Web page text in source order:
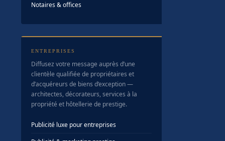
Notaires & offices
ENTREPRISES
Diffusez votre message auprès d’une
clientèle qualifiée de propriétaires et
d’acquéreurs de biens d’exception —
architectes, décorateurs, services à la
propriété et hôtellerie de prestige.
Publicité luxe pour entreprises